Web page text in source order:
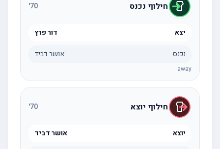
חילוף נכנס 70
'
יצא דור פרץ
נכנס אושר דביד
away
חילוף יוצא 70
'
יוצא אושר דביד